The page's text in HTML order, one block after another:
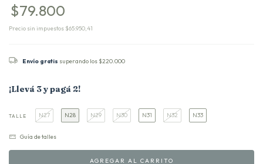
$79.800
Precio sin impuestos $65.950,41
Envío gratis superando los $220.000
¡Llevá 3 y pagá 2!
TALLE N27 N28 N29 N30 N31 N32 N33
Guía de talles